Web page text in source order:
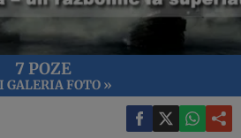
7 POZE
GALERIA FOTO »